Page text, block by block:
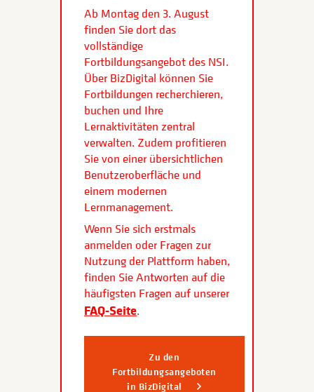
Ab Montag den 3. August
finden Sie dort das
vollständige
Fortbildungsangebot des NSI.
Über BizDigital können Sie
Fortbildungen recherchieren,
buchen und Ihre
Lernaktivitäten zentral
verwalten. Zudem profitieren
Sie von einer übersichtlichen
Benutzeroberfläche und
einem modernen
Lernmanagement.
Wenn Sie sich erstmals
anmelden oder Fragen zur
Nutzung der Plattform haben,
finden Sie Antworten auf die
häufigsten Fragen auf unserer
FAQ-Seite.
Zu den
Fortbildungsangeboten
in BizDigital